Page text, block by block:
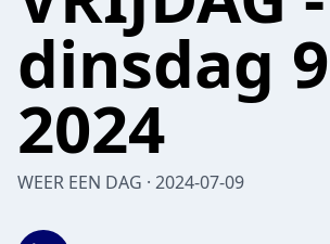
dinsdag
2024
WEER EEN DAG · 2024-07-09